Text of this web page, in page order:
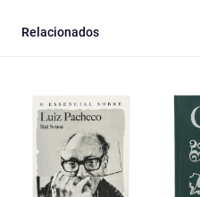
Relacionados